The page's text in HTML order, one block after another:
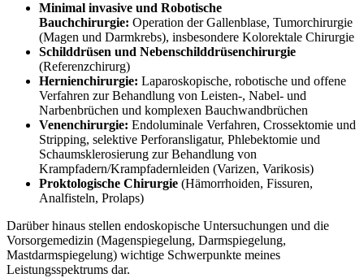
Minimal invasive und Robotische
Bauchchirurgie: Operation der Gallenblase, Tumorchirurgie
(Magen und Darmkrebs), insbesondere Kolorektale Chirurgie
Schilddrüsen und Nebenschilddrüsenchirurgie
(Referenzchirurg)
Hernienchirurgie: Laparoskopische, robotische und offene
Verfahren zur Behandlung von Leisten-, Nabel- und
Narbenbrüchen und komplexen Bauchwandbrüchen
Venenchirurgie: Endoluminale Verfahren, Crossektomie und
Stripping, selektive Perforansligatur, Phlebektomie und
Schaumsklerosierung zur Behandlung von
Krampfadern/Krampfadernleiden (Varizen, Varikosis)
Proktologische Chirurgie (Hämorrhoiden, Fissuren,
Analfisteln, Prolaps)
Darüber hinaus stellen endoskopische Untersuchungen und die
Vorsorgemedizin (Magenspiegelung, Darmspiegelung,
Mastdarmspiegelung) wichtige Schwerpunkte meines
Leistungsspektrums dar.